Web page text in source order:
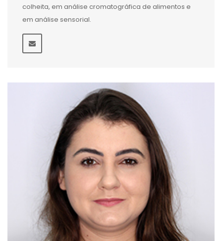
colheita, em análise cromatográfica de alimentos e
em análise sensorial.